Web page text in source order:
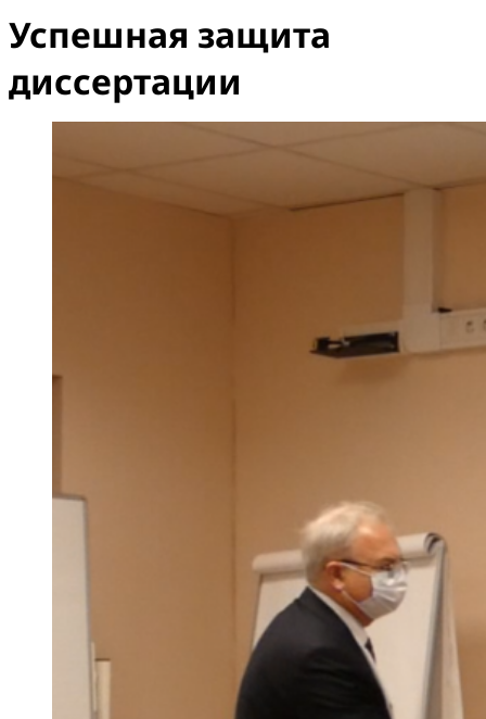
Успешная защита
диссертации